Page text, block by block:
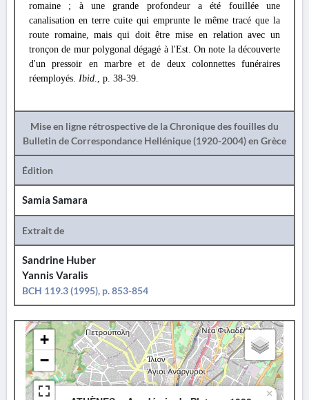
romaine ; à une grande profondeur a été fouillée une
canalisation en terre cuite qui emprunte le même tracé que la
route romaine, mais qui doit être mise en relation avec un
tronçon de mur polygonal dégagé à l'Est. On note la découverte
d'un pressoir en marbre et de deux colonnettes funéraires
réemployés. Ibid., p. 38-39.
Mise en ligne rétrospective de la Chronique des fouilles du
Bulletin de Correspondance Hellénique (1920-2004) en Grèce
Édition
Samia Samara
Extrait de
Sandrine Huber
Yannis Varalis
BCH 119.3 (1995), p. 853-854
×
+
−